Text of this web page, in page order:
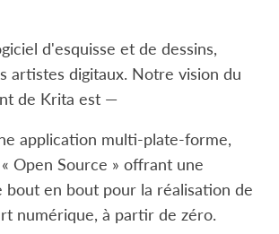
d'esquisse et de dessins,
artistes digitaux. Notre vision du
de Krita est —
application multi-plate-forme,
Open Source » offrant une
bout en bout pour la réalisation de
numérique, à partir de zéro.